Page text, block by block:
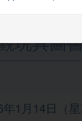
玩具圖
1月14日（星